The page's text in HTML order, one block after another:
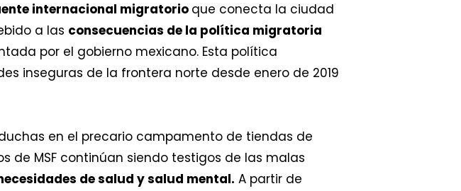
internacional migratorio que conecta la ciudad
a las consecuencias de la política migratoria
por el gobierno mexicano. Esta política
inseguras de la frontera norte desde enero de 2019
en el precario campamento de tiendas de
de MSF continúan siendo testigos de las malas
de salud y salud mental. A partir de